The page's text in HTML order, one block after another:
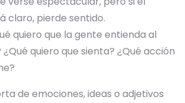
claro, pierde sentido.
quiero que la gente entienda al
quiero que sienta? ¿Qué acción
de emociones, ideas o adjetivos